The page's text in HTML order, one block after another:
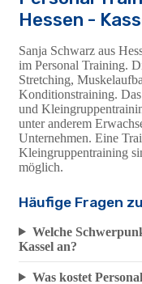
Hessen -
Sanja Schwarz aus
im Personal Training.
Stretching,
Konditionstraining.
und
unter anderem
Unternehmen. Eine
Kleingruppentraining
möglich.
Häufige Fragen
Welche
Kassel an?
Was kostet